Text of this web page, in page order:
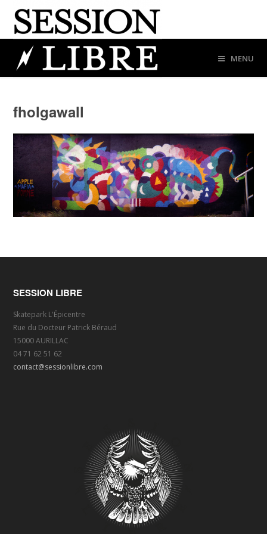
MENU
fholgawall
SESSION LIBRE
Skatepark L'Épicentre
Rue du Docteur Patrick Béraud
15000 AURILLAC
04 71 62 51 62
contact@sessionlibre.com